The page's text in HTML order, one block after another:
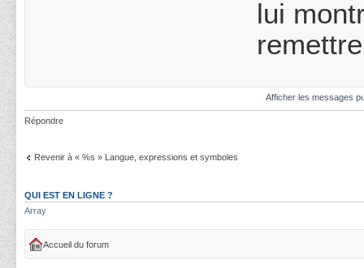
lui
Afficher les messages
Répondre
Revenir à « %s » Langue, expressions et symboles
QUI EST EN LIGNE ?
Array
Accueil du forum